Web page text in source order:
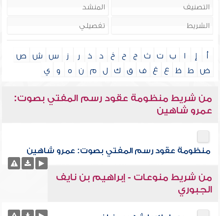
أ إ ا ب ت ث ج ح خ د ذ ر ز س ش
ص
ض
ط ظ ع غ ف ق ك ل م ن ه و ي
من شريط منظومة عقود رسم المفتي بصوت:
عمرو شاهين
منظومة عقود رسم المفتي بصوت: عمرو شاهين
من شريط منوعات - إبراهيم بن نايف
الجبوري